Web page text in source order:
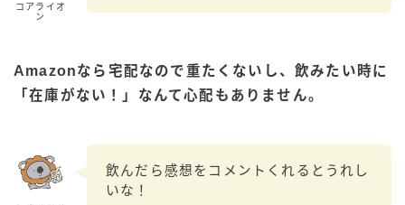
コアライオ
ン
Amazonなら宅配なので重たくないし、飲みたい時に
「在庫がない！」なんて心配もありません。
飲んだら感想をコメントくれるとうれし
いな！